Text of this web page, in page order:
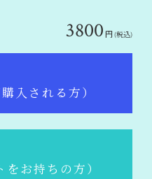
3800 円(税込)
購入
入される方）
購入
をお持ちの方）